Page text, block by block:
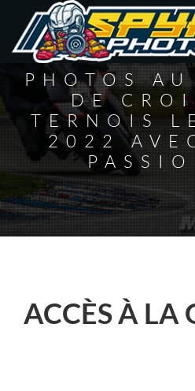
PHOTOS
DE
TERNOIS
2022
ACCÈS À LA